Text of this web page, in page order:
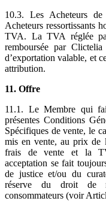
10.3. Les Acheteurs
Acheteurs ressortissants
TVA. La TVA réglée
remboursée par
d’exportation valable, et
attribution.
11. Offre
11.1. Le Membre qui
présentes Conditions
Spécifiques de vente, le
mis en vente, au prix de
frais de vente et la
acceptation se fait
de justice et/ou du
réserve du droit de
consommateurs (voir